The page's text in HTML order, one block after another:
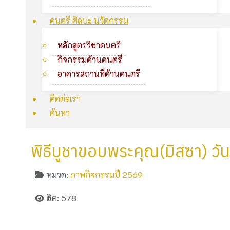
ดนตรี ศิลปะ นวัตกรรม
หลักสูตรวิชาดนตรี
กิจกรรมด้านดนตรี
อาคารสถานที่ด้านดนตรี
ติดต่อเรา
ค้นหา
พิธีบูชาขอบพระคุณ(มิสซา) วั
หมวด:ภาพกิจกรรมปี 2569
ฮิต: 578